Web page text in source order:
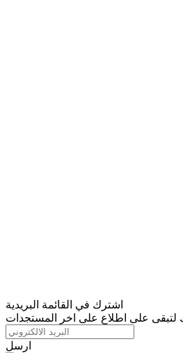
اشترك في القائمة البريدية
لتبقى على اطلاع على اخر المستجدات
ارسل